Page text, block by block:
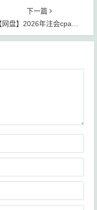
下一篇
网盘】2026年注会cpa视频基础精讲班【完】